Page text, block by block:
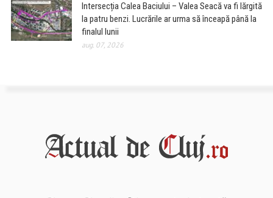
Intersecția Calea Baciului – Valea Seacă va fi lărgită
la patru benzi. Lucrările ar urma să înceapă până la
finalul lunii
aug. 07, 2026